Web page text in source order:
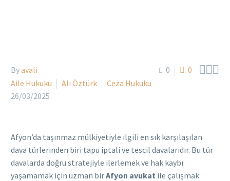
0 0 
Byavali
Aile Hukuku
Ali Öztürk
Ceza Hukuku
26/03/2025
Afyon’da taşınmaz mülkiyetiyle ilgili en sık karşılaşılan
dava türlerinden biri tapu iptali ve tescil davalarıdır. Bu tür
davalarda doğru stratejiyle ilerlemek ve hak kaybı
yaşamamak için uzman birAfyon avukat ile çalışmak